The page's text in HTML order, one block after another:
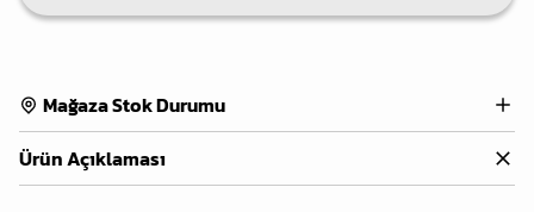
Mağaza Stok Durumu
Ürün Açıklaması